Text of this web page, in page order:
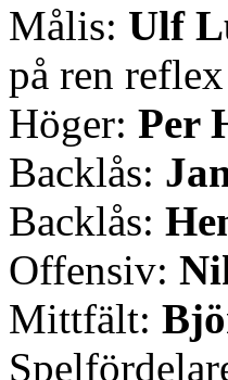
Målis: Ulf
på ren reflex
Höger: Per
Backlås:
Backlås:
Offensiv:
Mittfält: